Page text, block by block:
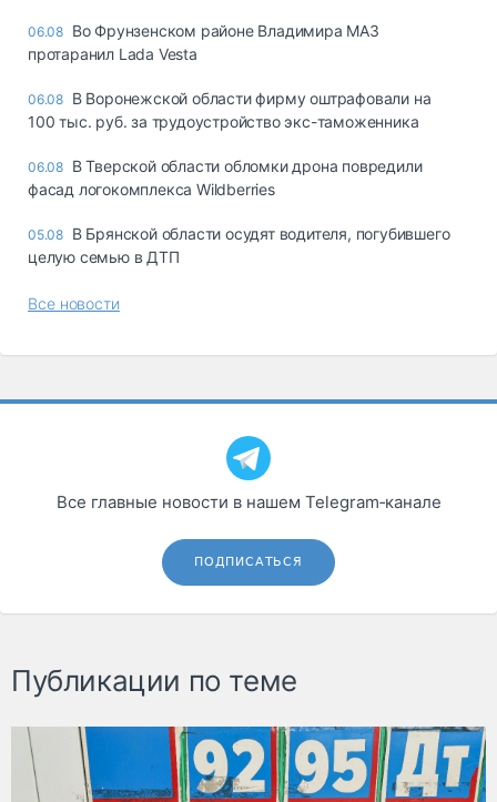
06.08 Во Фрунзенском районе Владимира МАЗ
протаранил Lada Vesta
06.08 В Воронежской области фирму оштрафовали на
100 тыс. руб. за трудоустройство экс-таможенника
06.08 В Тверской области обломки дрона повредили
фасад логокомплекса Wildberries
05.08 В Брянской области осудят водителя, погубившего
целую семью в ДТП
Все новости
Все главные новости в нашем Telegram‑канале
ПОДПИСАТЬСЯ
Публикации по теме